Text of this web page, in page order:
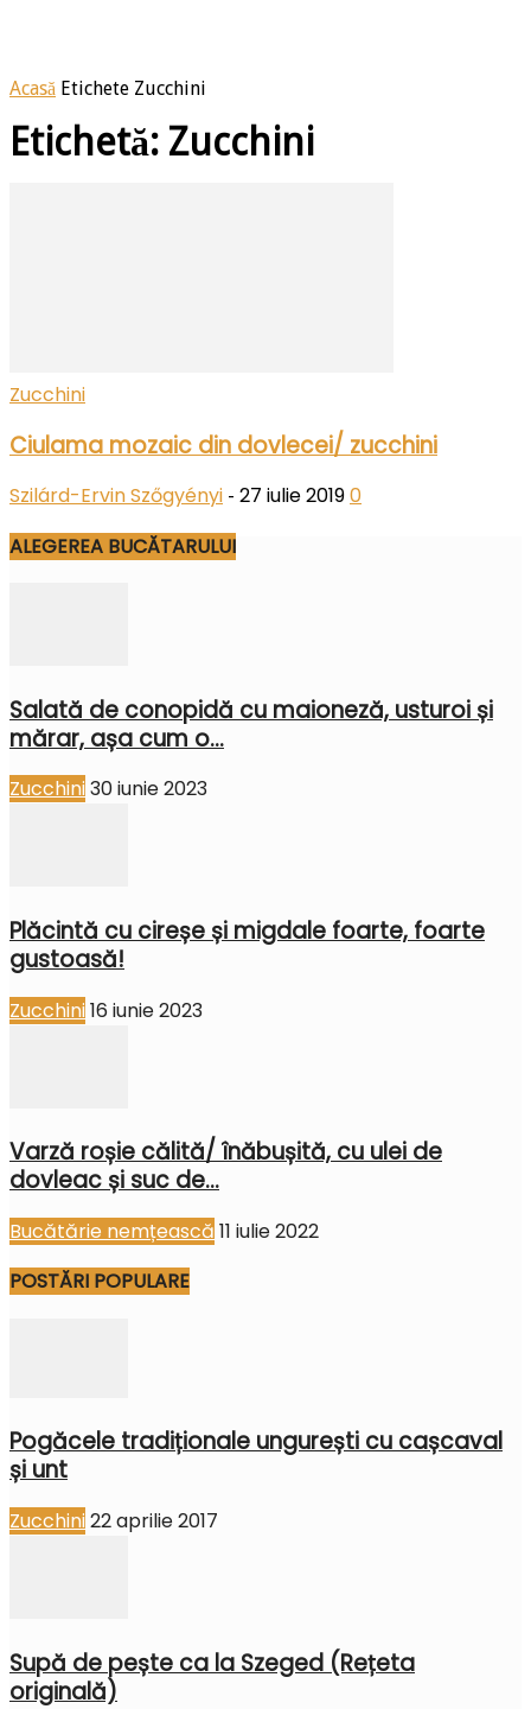
Acasă Etichete Zucchini
Etichetă: Zucchini
Zucchini
Ciulama mozaic din dovlecei/ zucchini
Szilárd-Ervin Szőgyényi - 27 iulie 20190
ALEGEREA BUCĂTARULUI
Salată de conopidă cu maioneză, usturoi și
mărar, așa cum o...
Zucchini30 iunie 2023
Plăcintă cu cireșe și migdale foarte, foarte
gustoasă!
Zucchini16 iunie 2023
Varză roșie călită/ înăbușită, cu ulei de
dovleac și suc de...
Bucătărie nemțească 11 iulie 2022
POSTĂRI POPULARE
Pogăcele tradiționale ungurești cu cașcaval
și unt
Zucchini22 aprilie 2017
Supă de pește ca la Szeged (Rețeta
originală)